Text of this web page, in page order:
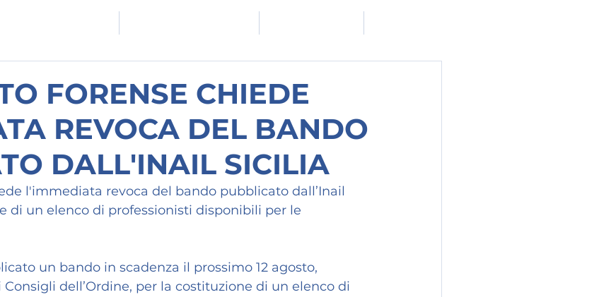
FORENSE CHIEDE
REVOCA DEL BANDO
DALL'INAIL SICILIA
l'immediata revoca del bando pubblicato dall’Inail
di un elenco di professionisti disponibili per le
un bando in scadenza il prossimo 12 agosto,
dell’Ordine, per la costituzione di un elenco di